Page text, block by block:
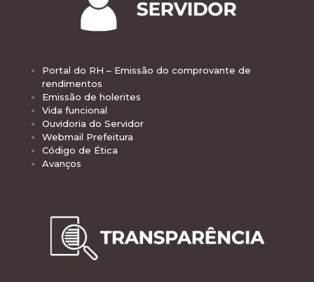
Portal do RH – Emissão do comprovante de
rendimentos
Emissão de holerites
Vida funcional
Ouvidoria do Servidor
Webmail Prefeitura
Código de Ética
Avanços